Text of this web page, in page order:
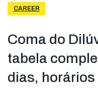
Κατηγορίες Προϊόντων
Τα έργα μας
Πιστοποιήσεις
CAREER
Coma do
tabela
dias,